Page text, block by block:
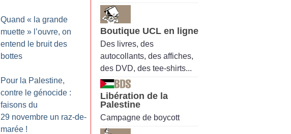
Quand « la grande
muette » l’ouvre, on
entend le bruit des
bottes
Pour la Palestine,
contre le génocide :
faisons du
29 novembre un raz-de-
marée !
Boutique UCL en ligne
Des livres, des
autocollants, des affiches,
des DVD, des tee-shirts...
Libération de la
Palestine
Campagne de boycott